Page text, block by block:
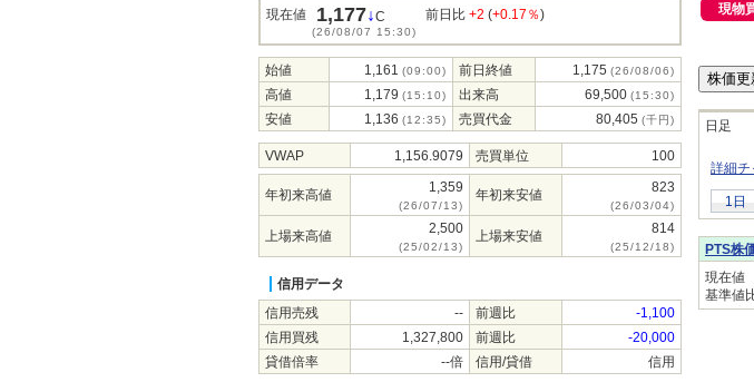
現在値 1,177↓C
(26/08/07 15:30)
前日比 +2 (+0.17％)
始値 1,161 (09:00) 前日終値 1,175 (26/08/06)
高値 1,179 (15:10) 出来高 69,500 (15:30)
安値 1,136 (12:35) 売買代金 80,405 (千円)
VWAP 1,156.9079 売買単位 100
年初来高値 1,359
(26/07/13)
年初来安値 823
(26/03/04)
上場来高値 2,500
(25/02/13)
上場来安値 814
(25/12/18)
信用データ
信用売残
-- 前週比
-1,100
信用買残
1,327,800 前週比
-20,000
貸借倍率
--倍 信用/貸借 信用
現物
日足
詳細チ
1日
PTS株
現在値
基準値